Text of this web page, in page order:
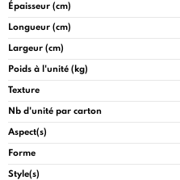
Épaisseur (cm)
Longueur (cm)
Largeur (cm)
Poids à l'unité (kg)
Texture
Nb d'unité par carton
Aspect(s)
Forme
Style(s)